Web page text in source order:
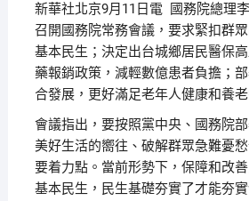
新華社北京9月11日電 國務院總理
召開國務院常務會議，要求緊扣群
基本民生；決定出台城鄉居民醫保
藥報銷政策，減輕數億患者負擔；
合發展，更好滿足老年人健康和養老
會議指出，要按照黨中央、國務院
美好生活的嚮往、破解群眾急難憂
要着力點。當前形勢下，保障和改
基本民生，民生基礎夯實了才能夯